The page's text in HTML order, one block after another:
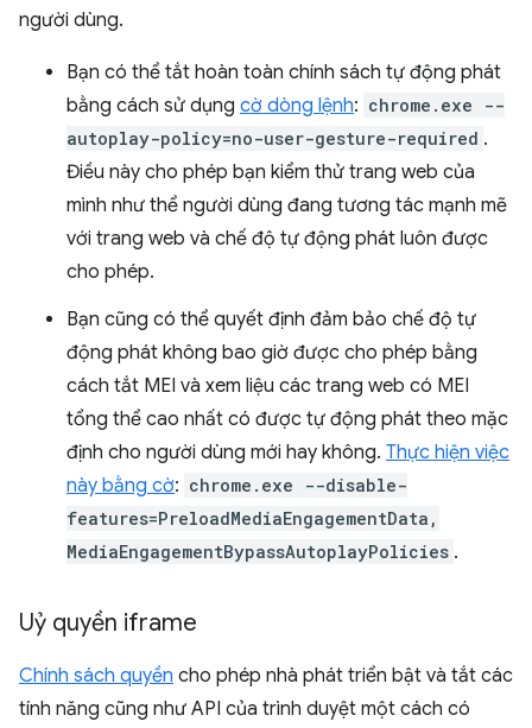
người dùng.
Bạn có thể tắt hoàn toàn chính sách tự động phát
bằng cách sử dụng cờ dòng lệnh: chrome.exe --
autoplay-policy=no-user-gesture-required .
Điều này cho phép bạn kiểm thử trang web của
mình như thể người dùng đang tương tác mạnh mẽ
với trang web và chế độ tự động phát luôn được
cho phép.
Bạn cũng có thể quyết định đảm bảo chế độ tự
động phát không bao giờ được cho phép bằng
cách tắt MEI và xem liệu các trang web có MEI
tổng thể cao nhất có được tự động phát theo mặc
định cho người dùng mới hay không. Thực hiện việc
này bằng cờ: chrome.exe --disable-
features=PreloadMediaEngagementData,
MediaEngagementBypassAutoplayPolicies .
Uỷ quyền iframe
Chính sách quyền cho phép nhà phát triển bật và tắt các
tính năng cũng như API của trình duyệt một cách có